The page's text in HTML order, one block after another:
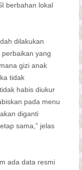
berbahan lokal
dilakukan
yang
gizi anak
tidak
habis diukur
pada menu
diganti
sama,” jelas
ada data resmi